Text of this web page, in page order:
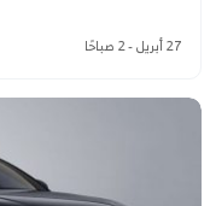
27 أبريل - 2 صباحًا